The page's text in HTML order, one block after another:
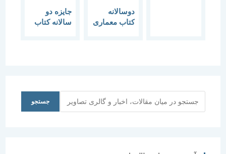
دوسالانه
کتاب معماری
جایزه دو
سالانه کتاب
جستجو